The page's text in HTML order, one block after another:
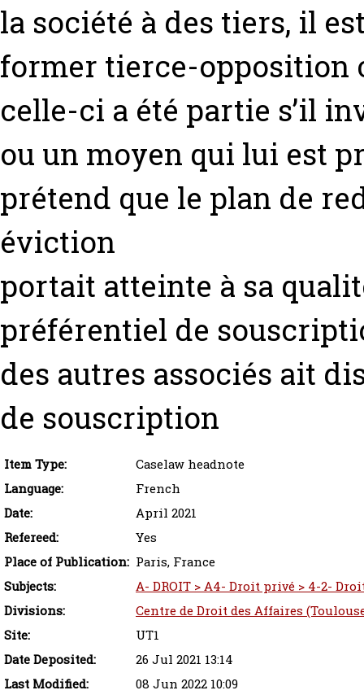
la société à des tiers, il
former tierce-opposition
celle-ci a été partie s’il
ou un moyen qui lui est
prétend que le plan de
éviction
portait atteinte à sa
préférentiel de
des autres associés ait
de souscription
Item Type:
Caselaw headnote
Language:
French
Date:
April 2021
Refereed:
Yes
Place of Publication: Paris, France
Subjects:
A- DROIT > A4- Droit privé > 4-2-
Divisions:
Centre de Droit des Affaires
Site:
UT1
Date Deposited:
26 Jul 2021 13:14
Last Modified:
08 Jun 2022 10:09